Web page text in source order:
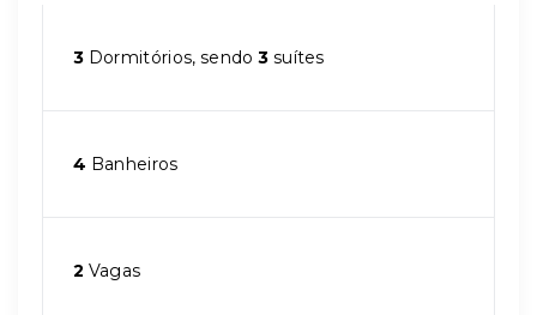
3 Dormitórios, sendo3 suítes
4 Banheiros
2 Vagas